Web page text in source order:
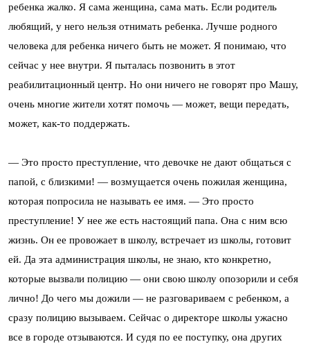
ребенка жалко. Я сама женщина, сама мать. Если родитель
любящий, у него нельзя отнимать ребенка. Лучше родного
человека для ребенка ничего быть не может. Я понимаю, что
сейчас у нее внутри. Я пыталась позвонить в этот
реабилитационный центр. Но они ничего не говорят про Машу,
очень многие жители хотят помочь — может, вещи передать,
может, как-то поддержать.
— Это просто преступление, что девочке не дают общаться с
папой, с близкими! — возмущается очень пожилая женщина,
которая попросила не называть ее имя. — Это просто
преступление! У нее же есть настоящий папа. Она с ним всю
жизнь. Он ее провожает в школу, встречает из школы, готовит
ей. Да эта администрация школы, не знаю, кто конкретно,
которые вызвали полицию — они свою школу опозорили и себя
лично! До чего мы дожили — не разговариваем с ребенком, а
сразу полицию вызываем. Сейчас о директоре школы ужасно
все в городе отзываются. И судя по ее поступку, она других